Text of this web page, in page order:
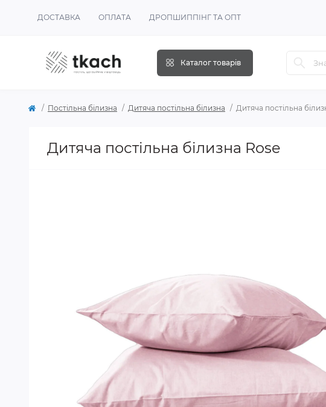
ДОСТАВКА ОПЛАТА ДРОПШИППІНГ ТА ОПТ
Каталог товарів
Постільна білизна Дитяча постільна білизна Дитяча постільна
Дитяча постільна білизна Rose